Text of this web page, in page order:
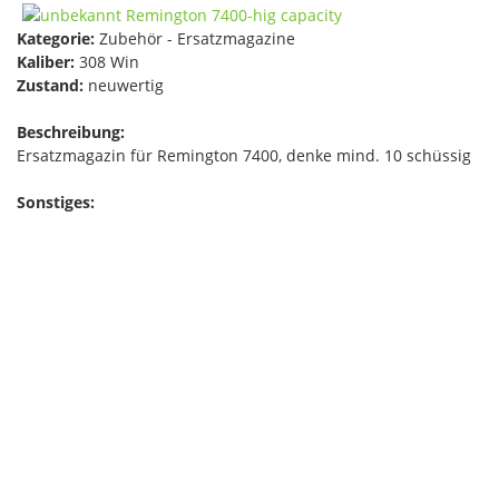
Kategorie: Zubehör - Ersatzmagazine
Kaliber: 308 Win
Zustand: neuwertig
Beschreibung:
Ersatzmagazin für Remington 7400, denke mind. 10 schüssig
Sonstiges: